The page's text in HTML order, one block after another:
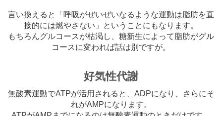
言い換えると「呼吸がぜいぜいなるような運動は脂肪を直
接的には燃やさない」ということにもなります。
もちろんグルコースが枯渇し、糖新生によって脂肪がグル
コースに変われば話は別ですが。
好気性代謝
無酸素運動でATPが活用されると、ADPになり、さらにそ
れがAMPになります。